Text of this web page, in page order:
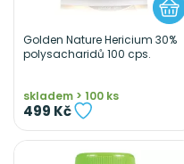
Golden Nature Hericium 30%
polysacharidů 100 cps.
skladem > 100 ks
499 Kč